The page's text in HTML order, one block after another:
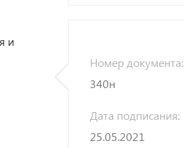
и
Номер документа:
340н
Дата подписания:
25.05.2021